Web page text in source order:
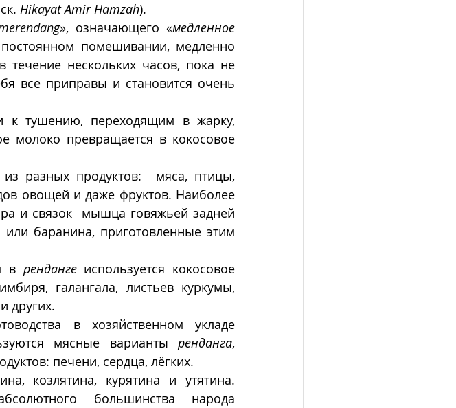
Hikayat Amir Hamzah).
», означающего «медленное
помешивании, медленно
нескольких часов, пока не
все приправы и становится очень
к тушению, переходящим в жарку,
молоко превращается в кокосовое
из разных продуктов:  мяса, птицы,
овощей и даже фруктов. Наиболее
и связок  мышца говяжьей задней
или баранина, приготовленные этим
в ренданге используется кокосовое
галангала, листьев куркумы,
других.
в хозяйственном укладе
мясные варианты ренданга,
печени, сердца, лёгких.
козлятина, курятина и утятина.
большинства народа